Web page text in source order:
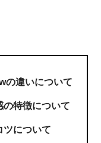
の違いについて
の特徴について
ツについて